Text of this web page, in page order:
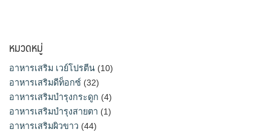
หมวดหมู่
อาหารเสริม เวย์โปรตีน (10)
อาหารเสริมดีท็อกซ์ (32)
อาหารเสริมบำรุงกระดูก (4)
อาหารเสริมบำรุงสายตา (1)
อาหารเสริมผิวขาว (44)